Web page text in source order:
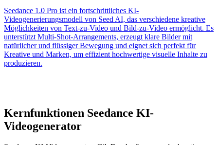
Seedance 1.0 Pro ist ein fortschrittliches KI-
Videogenerierungsmodell von Seed AI, das verschiedene kreative
Möglichkeiten von Text-zu-Video und Bild-zu-Video ermöglicht. Es
unterstützt Multi-Shot-Arrangements, erzeugt klare Bilder mit
natürlicher und flüssiger Bewegung und eignet sich perfekt für
Kreative und Marken, um effizient hochwertige visuelle Inhalte zu
produzieren.
Kernfunktionen Seedance KI-
Videogenerator